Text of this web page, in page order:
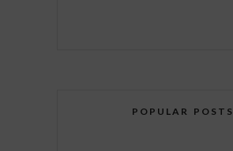
POPULAR POSTS